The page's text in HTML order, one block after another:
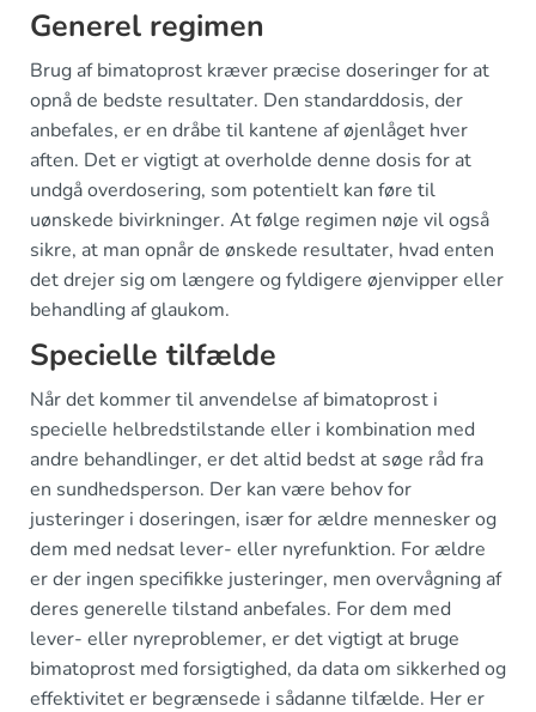
Generel regimen
Brug af bimatoprost kræver præcise doseringer for at
opnå de bedste resultater. Den standarddosis, der
anbefales, er en dråbe til kantene af øjenlåget hver
aften. Det er vigtigt at overholde denne dosis for at
undgå overdosering, som potentielt kan føre til
uønskede bivirkninger. At følge regimen nøje vil også
sikre, at man opnår de ønskede resultater, hvad enten
det drejer sig om længere og fyldigere øjenvipper eller
behandling af glaukom.
Specielle tilfælde
Når det kommer til anvendelse af bimatoprost i
specielle helbredstilstande eller i kombination med
andre behandlinger, er det altid bedst at søge råd fra
en sundhedsperson. Der kan være behov for
justeringer i doseringen, især for ældre mennesker og
dem med nedsat lever- eller nyrefunktion. For ældre
er der ingen specifikke justeringer, men overvågning af
deres generelle tilstand anbefales. For dem med
lever- eller nyreproblemer, er det vigtigt at bruge
bimatoprost med forsigtighed, da data om sikkerhed og
effektivitet er begrænsede i sådanne tilfælde. Her er